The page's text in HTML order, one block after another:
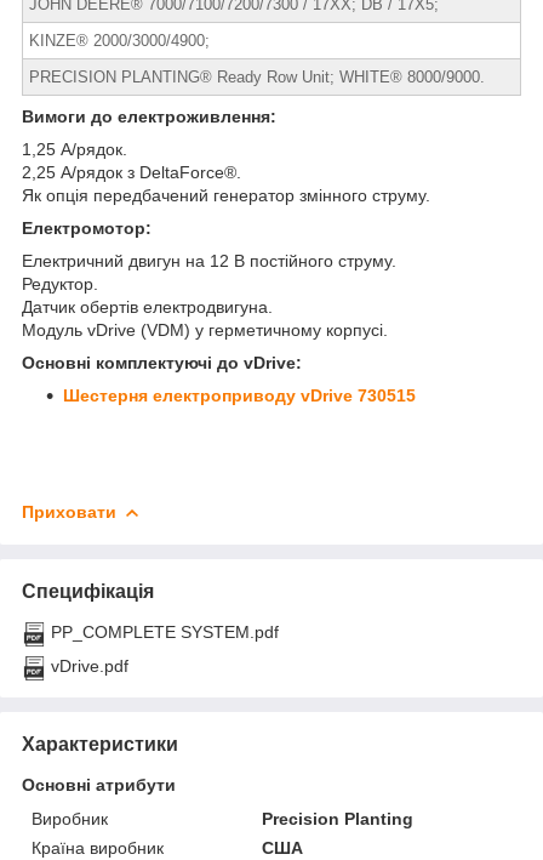
JOHN DEERE® 7000/7100/7200/7300 / 17XX; DB / 17X5;
KINZE® 2000/3000/4900;
PRECISION PLANTING® Ready Row Unit; WHITE® 8000/9000.
Вимоги до електроживлення:
1,25 А/рядок.
2,25 А/рядок з DeltaForce®.
Як опція передбачений генератор змінного струму.
Електромотор:
Електричний двигун на 12 В постійного струму.
Редуктор.
Датчик обертів електродвигуна.
Модуль vDrive (VDM) у герметичному корпусі.
Основні комплектуючі до vDrive:
Шестерня електроприводу vDrive 730515
Приховати
Специфікація
PP_COMPLETE SYSTEM.pdf
vDrive.pdf
Характеристики
Основні атрибути
Виробник
Precision Planting
Країна виробник
США